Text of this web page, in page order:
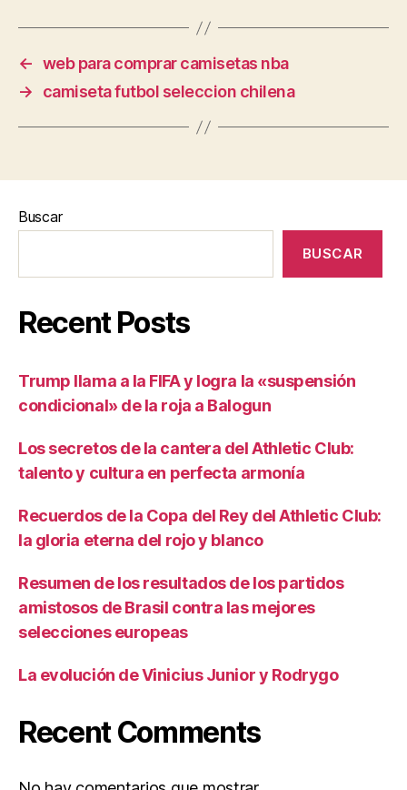
← web para comprar camisetas nba
→
camiseta futbol seleccion chilena
Buscar
BUSCAR
Recent Posts
Trump llama a la FIFA y logra la «suspensión
condicional» de la roja a Balogun
Los secretos de la cantera del Athletic Club:
talento y cultura en perfecta armonía
Recuerdos de la Copa del Rey del Athletic Club:
la gloria eterna del rojo y blanco
Resumen de los resultados de los partidos
amistosos de Brasil contra las mejores
selecciones europeas
La evolución de Vinicius Junior y Rodrygo
Recent Comments